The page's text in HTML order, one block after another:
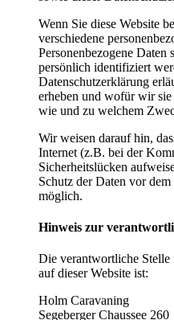
Wenn Sie diese Website
verschiedene
Personenbezogene Daten
persönlich identifiziert
Datenschutzerklärung
erheben und wofür wir sie
wie und zu welchem
Wir weisen darauf hin,
Internet (z.B. bei der
Sicherheitslücken
Schutz der Daten vor
möglich.
Hinweis zur
Die verantwortliche
auf dieser Website ist:
Holm Caravaning
Segeberger Chaussee 260